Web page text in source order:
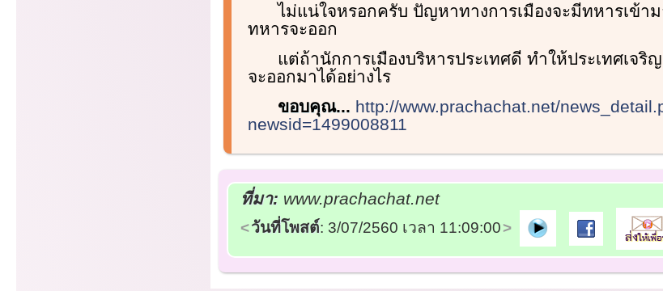
ไม่แน่ใจหรอกครับ ปัญหาทางการเมืองจะมีทหารเข้า
ทหารจะออก
แต่ถ้านักการเมืองบริหารประเทศดี ทำให้ประเทศเจ
จะออกมาได้อย่างไร
ขอบคุณ... http://www.prachachat.net/
newsid=1499008811
ที่มา: www.prachachat.net
วันที่โพสต์: 3/07/2560 เวลา 11:09:00